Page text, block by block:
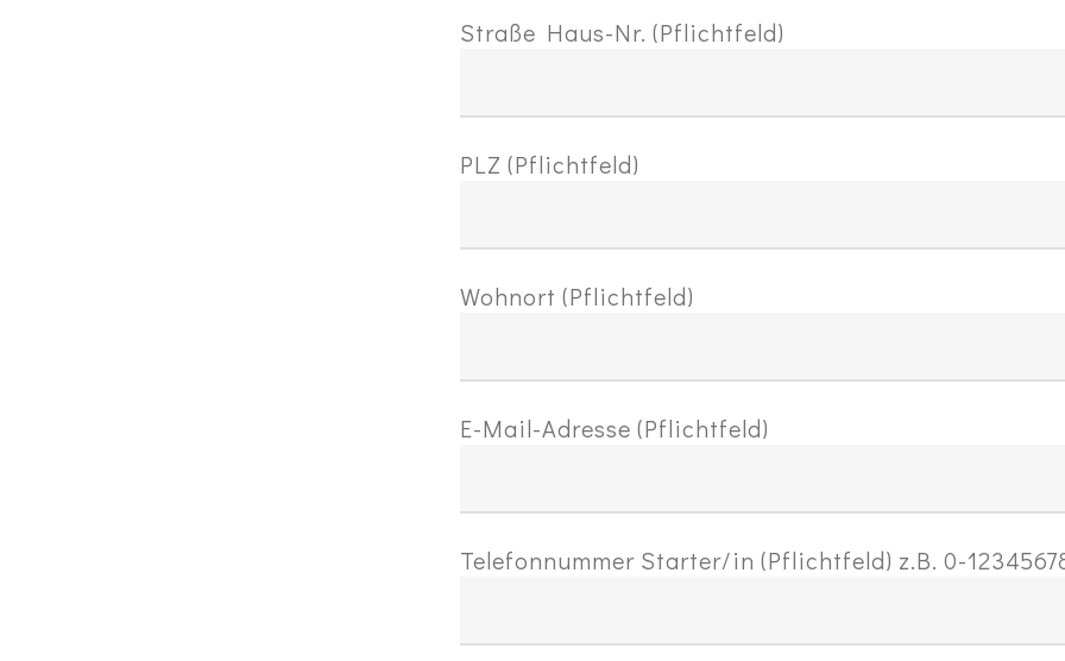
Straße Haus-Nr. (Pflichtfeld)
PLZ (Pflichtfeld)
Wohnort (Pflichtfeld)
E-Mail-Adresse (Pflichtfeld)
Telefonnummer Starter/in (Pflichtfeld) z.B. 0-